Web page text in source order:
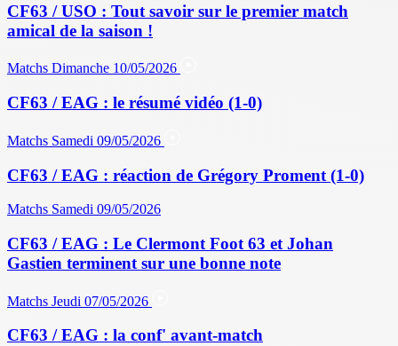
CF63 / USO : Tout savoir sur le premier match
amical de la saison !
Matchs Dimanche 10/05/2026
CF63 / EAG : le résumé vidéo (1-0)
Matchs Samedi 09/05/2026
CF63 / EAG : réaction de Grégory Proment (1-0)
Matchs Samedi 09/05/2026
CF63 / EAG : Le Clermont Foot 63 et Johan
Gastien terminent sur une bonne note
Matchs Jeudi 07/05/2026
CF63 / EAG : la conf' avant-match